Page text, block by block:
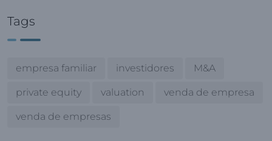
Tags
empresa familiar investidores M&A
private equity valuation venda de empresa
venda de empresas